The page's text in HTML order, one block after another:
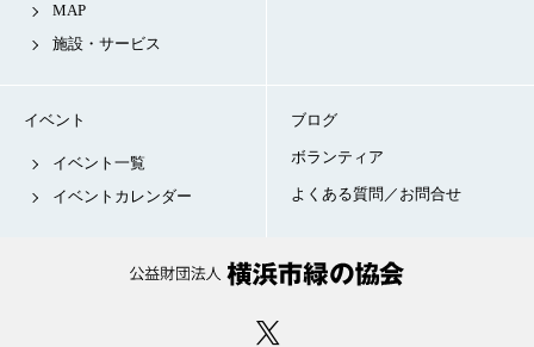
MAP
施設・サービス
イベント
イベント一覧
イベントカレンダー
ブログ
ボランティア
よくある質問／お問合せ